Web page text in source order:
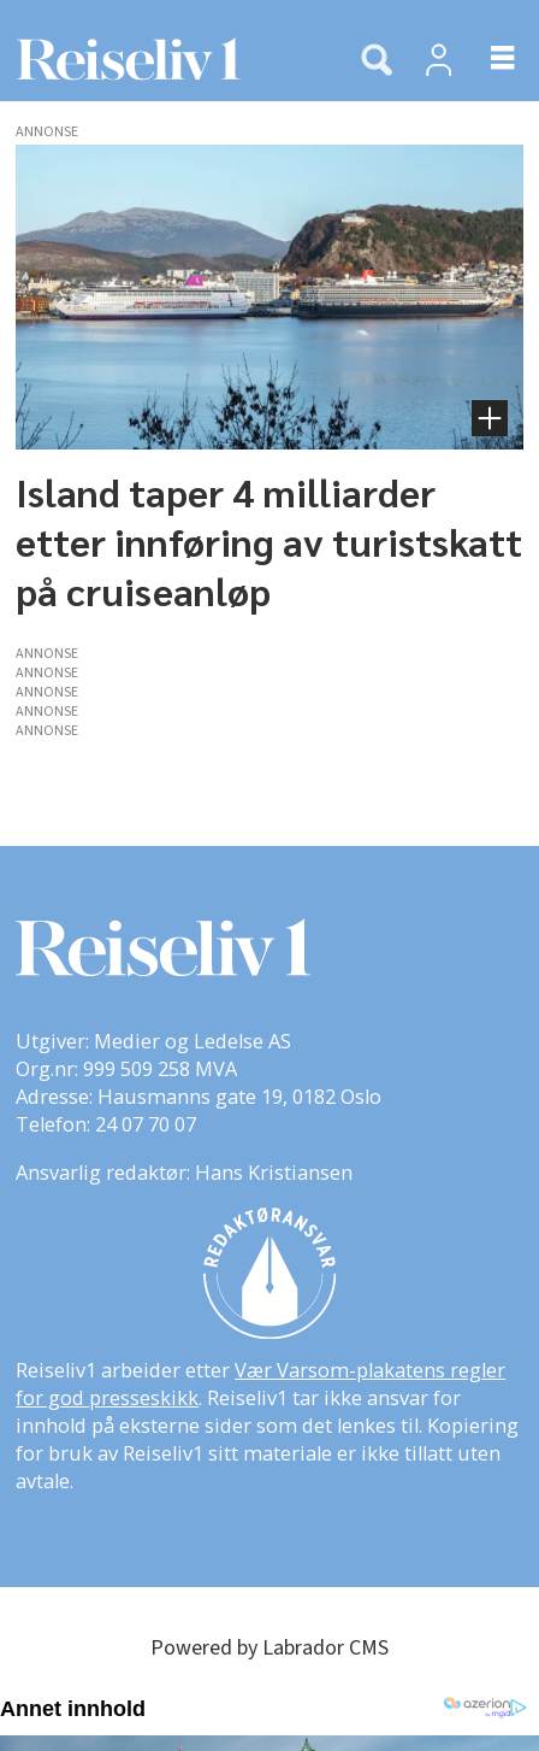
mímir
kristjánsson
ANNONSE
Island taper 4 milliarder
etter innføring av turistskatt
på cruiseanløp
ANNONSE
ANNONSE
ANNONSE
ANNONSE
ANNONSE
Utgiver: Medier og Ledelse AS
Org.nr: 999 509 258 MVA
Adresse: Hausmanns gate 19, 0182 Oslo
Telefon: 24 07 70 07
Ansvarlig redaktør: Hans Kristiansen
Reiseliv1 arbeider etterVær Varsom-plakatens regler
for god presseskikk. Reiseliv1 tar ikke ansvar for
innhold på eksterne sider som det lenkes til. Kopiering
for bruk av Reiseliv1 sitt materiale er ikke tillatt uten
avtale.
Powered by Labrador CMS